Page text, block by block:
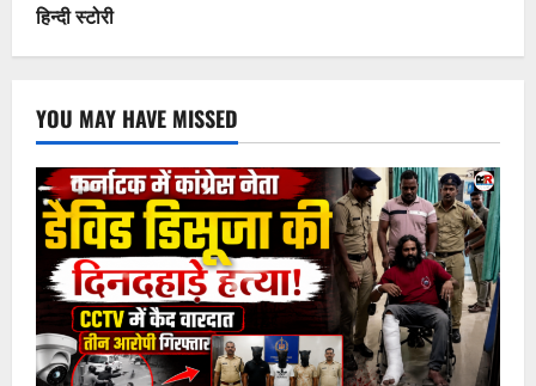
हिन्दी स्टोरी
YOU MAY HAVE MISSED